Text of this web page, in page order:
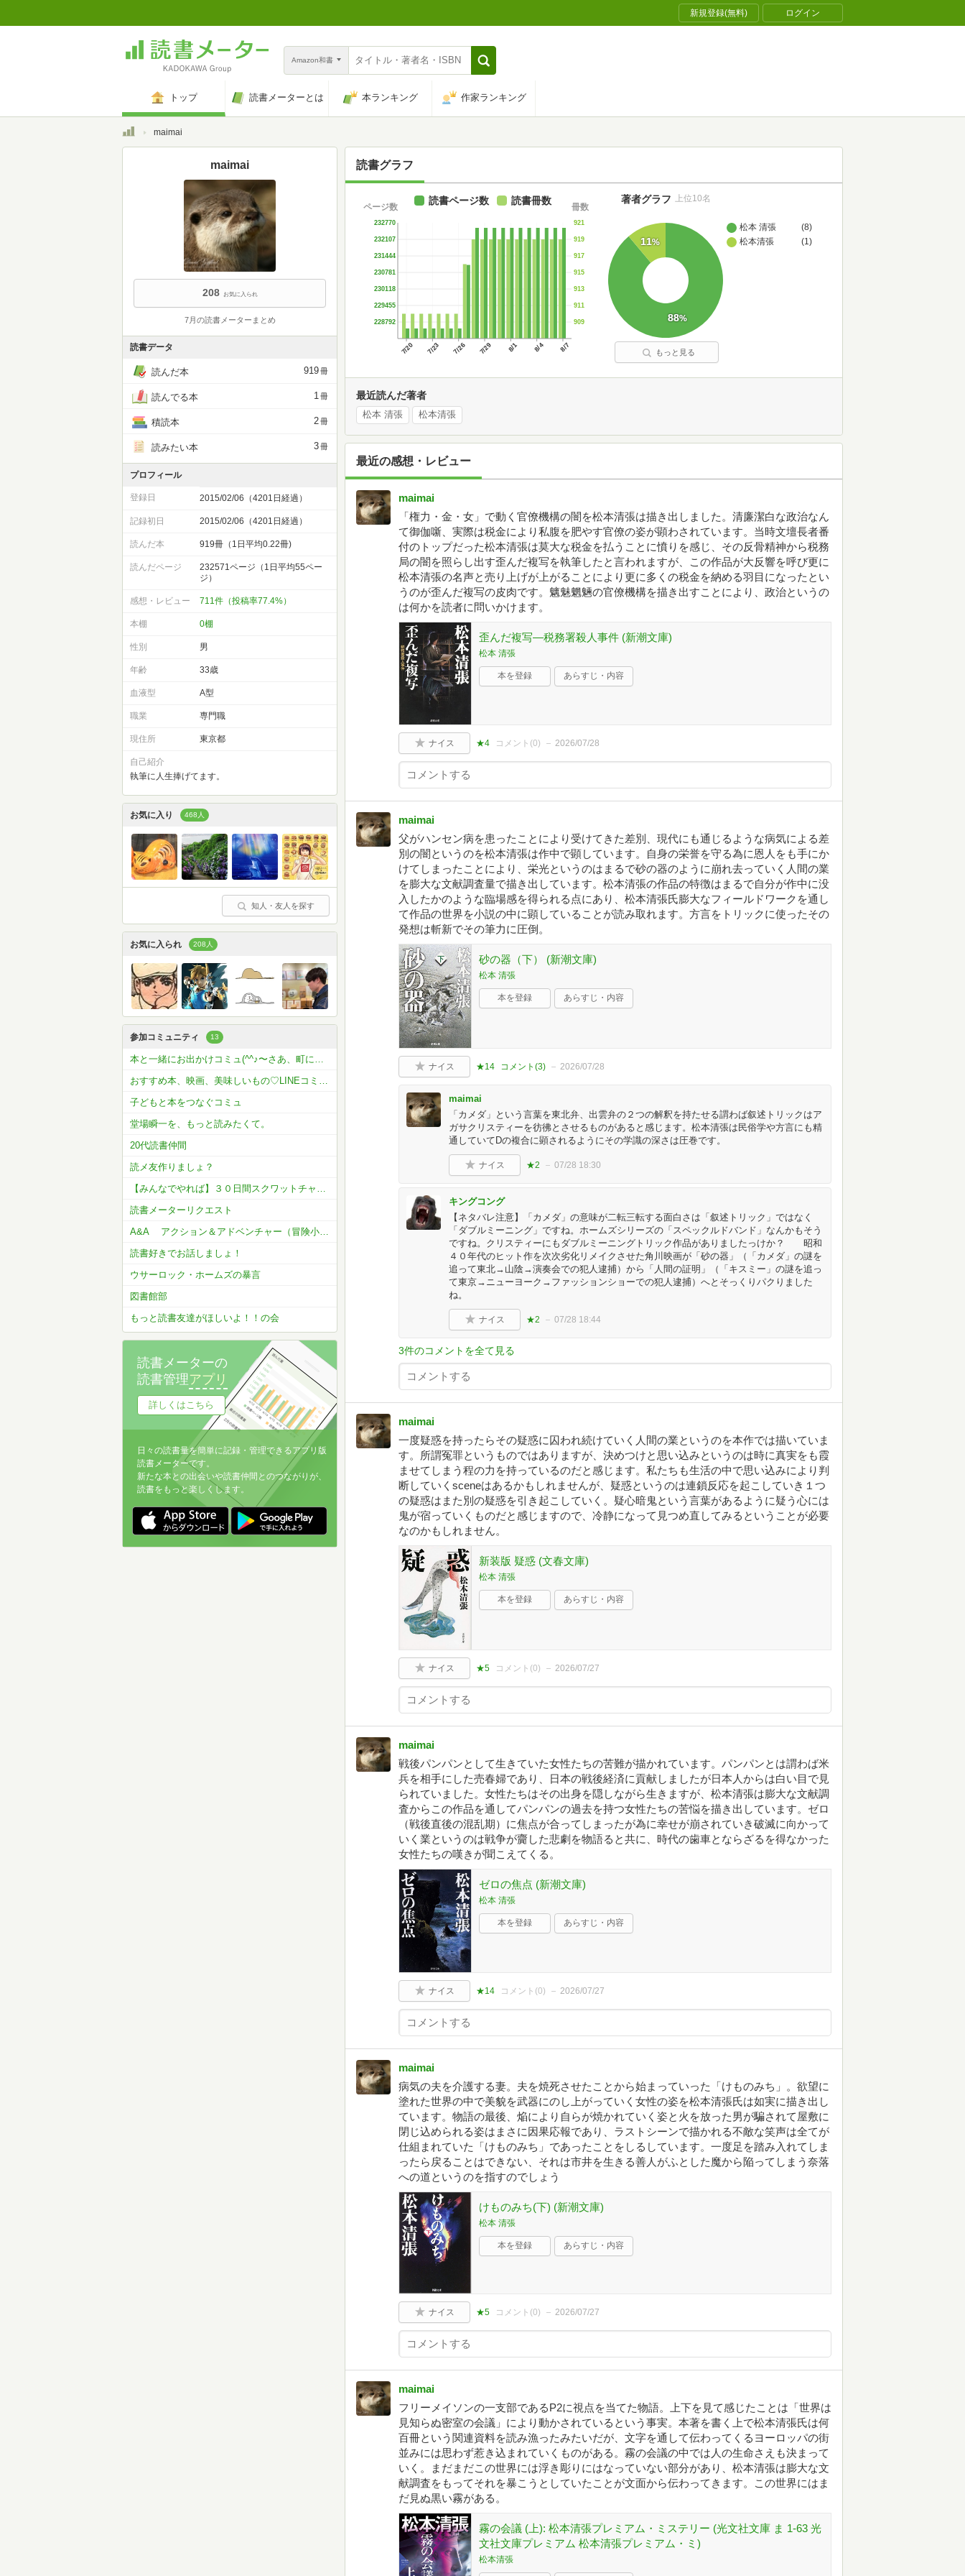
新規登録(無料) ログイン
Amazon和書
トップ 読書メーターとは 本ランキング 作家ランキング
トップmaimai
読書グラフ
7/20 7/23 7/26 7/29 8/1 8/4 8/7
228792
229455
230118
230781
231444
232107
232770
ページ数
909
911
913
915
917
919
921
冊数
読書ページ数 読書冊数
松本 清張
(8)
松本清張
(1)
88%
11%
著者グラフ 上位10名
もっと見る
最近読んだ著者
松本 清張 松本清張
最近の感想・レビュー
maimai
「権力・金・女」で動く官僚機構の闇を松本清張は描き出しました。清廉潔白な政治なん
て御伽噺、実際は税金により私腹を肥やす官僚の姿が顕わされています。当時文壇長者番
付のトップだった松本清張は莫大な税金を払うことに憤りを感じ、その反骨精神から税務
局の闇を照らし出す歪んだ複写を執筆したと言われますが、この作品が大反響を呼び更に
松本清張の名声と売り上げが上がることにより更に多くの税金を納める羽目になったとい
うのが歪んだ複写の皮肉です。魑魅魍魎の官僚機構を描き出すことにより、政治というの
は何かを読者に問いかけます。
歪んだ複写―税務署殺人事件 (新潮文庫)
松本 清張
本を登録 あらすじ・内容
ナイス ★4 コメント(0) 2026/07/28
maimai
父がハンセン病を患ったことにより受けてきた差別、現代にも通じるような病気による差
別の闇というのを松本清張は作中で顕しています。自身の栄誉を守る為に恩人をも手にか
けてしまったことにより、栄光というのはまるで砂の器のように崩れ去っていく人間の業
を膨大な文献調査量で描き出しています。松本清張の作品の特徴はまるで自分が作中に没
入したかのような臨場感を得られる点にあり、松本清張氏膨大なフィールドワークを通し
て作品の世界を小説の中に顕していることが読み取れます。方言をトリックに使ったその
発想は斬新でその筆力に圧倒。
砂の器（下） (新潮文庫)
松本 清張
本を登録 あらすじ・内容
ナイス ★14 コメント(3) 2026/07/28
maimai
「カメダ」という言葉を東北弁、出雲弁の２つの解釈を持たせる謂わば叙述トリックはア
ガサクリスティーを彷彿とさせるものがあると感じます。松本清張は民俗学や方言にも精
通していてDの複合に顕されるようにその学識の深さは圧巻です。
ナイス ★2 07/28 18:30
キングコング
【ネタバレ注意】「カメダ」の意味が二転三転する面白さは「叙述トリック」ではなく
「ダブルミーニング」ですね。ホームズシリーズの「スペックルドバンド」なんかもそう
ですね。クリスティーにもダブルミーニングトリック作品がありましたっけか？ 昭和
４０年代のヒット作を次次劣化リメイクさせた角川映画が「砂の器」（「カメダ」の謎を
追って東北→山陰→演奏会での犯人逮捕）から「人間の証明」（「キスミー」の謎を追っ
て東京→ニューヨーク→ファッションショーでの犯人逮捕）へとそっくりパクりました
ね。
ナイス ★2 07/28 18:44
3件のコメントを全て見る
maimai
一度疑惑を持ったらその疑惑に囚われ続けていく人間の業というのを本作では描いていま
す。所謂冤罪というものではありますが、決めつけと思い込みというのは時に真実をも霞
ませてしまう程の力を持っているのだと感じます。私たちも生活の中で思い込みにより判
断していくsceneはあるかもしれませんが、疑惑というのは連鎖反応を起こしていき１つ
の疑惑はまた別の疑惑を引き起こしていく。疑心暗鬼という言葉があるように疑う心には
鬼が宿っていくものだと感じますので、冷静になって見つめ直してみるということが必要
なのかもしれません。
新装版 疑惑 (文春文庫)
松本 清張
本を登録 あらすじ・内容
ナイス ★5 コメント(0) 2026/07/27
maimai
戦後パンパンとして生きていた女性たちの苦難が描かれています。パンパンとは謂わば米
兵を相手にした売春婦であり、日本の戦後経済に貢献しましたが日本人からは白い目で見
られていました。女性たちはその出身を隠しながら生きますが、松本清張は膨大な文献調
査からこの作品を通してパンパンの過去を持つ女性たちの苦悩を描き出しています。ゼロ
（戦後直後の混乱期）に焦点が合ってしまったが為に幸せが崩されていき破滅に向かって
いく業というのは戦争が齎した悲劇を物語ると共に、時代の歯車とならざるを得なかった
女性たちの嘆きが聞こえてくる。
ゼロの焦点 (新潮文庫)
松本 清張
本を登録 あらすじ・内容
ナイス ★14 コメント(0) 2026/07/27
maimai
病気の夫を介護する妻。夫を焼死させたことから始まっていった「けものみち」。欲望に
塗れた世界の中で美貌を武器にのし上がっていく女性の姿を松本清張氏は如実に描き出し
ています。物語の最後、焔により自らが焼かれていく姿と火を放った男が騙されて屋敷に
閉じ込められる姿はまさに因果応報であり、ラストシーンで描かれる不敵な笑声は全てが
仕組まれていた「けものみち」であったことをしるしています。一度足を踏み入れてしま
ったら戻ることはできない、それは市井を生きる善人がふとした魔から陥ってしまう奈落
への道というのを指すのでしょう
けものみち(下) (新潮文庫)
松本 清張
本を登録 あらすじ・内容
ナイス ★5 コメント(0) 2026/07/27
maimai
フリーメイソンの一支部であるP2に視点を当てた物語。上下を見て感じたことは「世界は
見知らぬ密室の会議」により動かされているという事実。本著を書く上で松本清張氏は何
百冊という関連資料を読み漁ったみたいだが、文字を通して伝わってくるヨーロッパの街
並みには思わず惹き込まれていくものがある。霧の会議の中では人の生命さえも決まって
いく。まだまだこの世界には浮き彫りにはなっていない部分があり、松本清張は膨大な文
献調査をもってそれを暴こうとしていたことが文面から伝わってきます。この世界にはま
だ見ぬ黒い霧がある。
霧の会議 (上): 松本清張プレミアム・ミステリー (光文社文庫 ま 1-63 光
文社文庫プレミアム 松本清張プレミアム・ミ)
松本清張
maimai
208 お気に入られ
7月の読書メーターまとめ
読書データ
読んだ本 919冊
読んでる本 1冊
積読本 2冊
読みたい本 3冊
プロフィール
登録日 2015/02/06（4201日経過）
記録初日 2015/02/06（4201日経過）
読んだ本 919冊（1日平均0.22冊)
読んだページ
232571ページ（1日平均55ペー
ジ）
感想・レビュー 711件（投稿率77.4%）
本棚 0棚
性別 男
年齢 33歳
血液型 A型
職業 専門職
現住所 東京都
自己紹介
執筆に人生捧げてます。
お気に入り 468人
知人・友人を探す
お気に入られ 208人
参加コミュニティ 13
本と一緒にお出かけコミュ(^^♪〜さあ、町に出よう！〜
おすすめ本、映画、美味しいもの♡LINEコミュ(^^♪
子どもと本をつなぐコミュ
堂場瞬一を、もっと読みたくて。
20代読書仲間
読メ友作りましょ？
【みんなでやれば】３０日間スクワットチャレンジ【プリッとお尻】♬
読書メーターリクエスト
A&A アクション＆アドベンチャー（冒険小説愛好会）
読書好きでお話しましょ！
ウサーロック・ホームズの暴言
図書館部
もっと読書友達がほしいよ！！の会
読書メーターの
読書管理アプリ
詳しくはこちら
日々の読書量を簡単に記録・管理できるアプリ版
読書メーターです。
新たな本との出会いや読書仲間とのつながりが、
読書をもっと楽しくします。